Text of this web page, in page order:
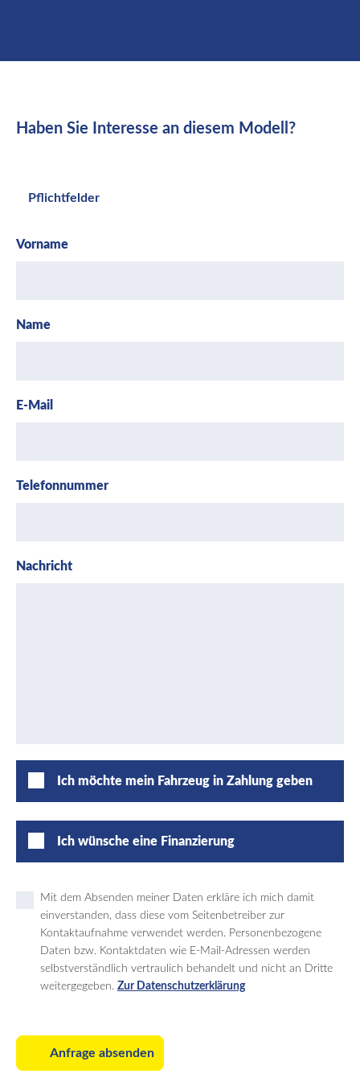
Haben Sie Interesse an diesem Modell?
Pflichtfelder
Vorname
Name
E-Mail
Telefonnummer
Nachricht
Ich möchte mein Fahrzeug in Zahlung geben
Ich wünsche eine Finanzierung
Mit dem Absenden meiner Daten erkläre ich mich damit
einverstanden, dass diese vom Seitenbetreiber zur
Kontaktaufnahme verwendet werden. Personenbezogene
Daten bzw. Kontaktdaten wie E-Mail-Adressen werden
selbstverständlich vertraulich behandelt und nicht an Dritte
weitergegeben. Zur Datenschutzerklärung
Anfrage absenden